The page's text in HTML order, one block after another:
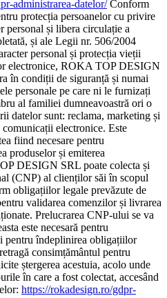
administrarea-datelor/Conform
protecția persoanelor cu privire
personal și libera circulație a
și ale Legii nr. 506/2004
personal și protecția vieții
electronice, ROKA TOP DESIGN
în condiții de siguranță și numai
personale pe care ni le furnizați
al familiei dumneavoastră ori o
datelor sunt: reclama, marketing și
electronice. Este
fiind necesare pentru
produselor și emiterea
DESIGN SRL poate colecta și
(CNP) al clienților săi în scopul
obligațiilor legale prevăzute de
validarea comenzilor și livrarea
Prelucrarea CNP-ului se va
este necesară pentru
pentru îndeplinirea obligațiilor
consimțământul pentru
ștergerea acestuia, acolo unde
în care a fost colectat, accesând
https://rokadesign.ro/gdpr-